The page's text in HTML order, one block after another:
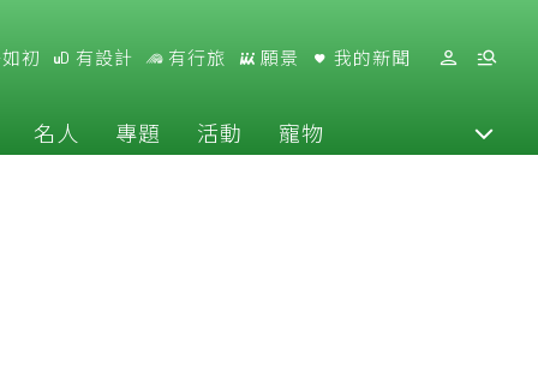
初 有設計 有行旅 願景 我的新聞
名人 專題 活動 寵物